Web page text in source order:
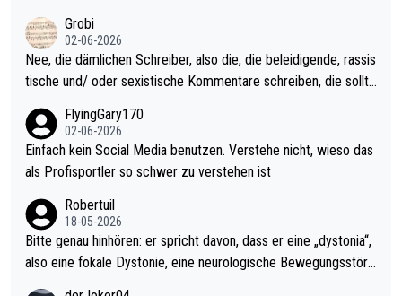
ohl wenig WDF Turniere spielen. Dies war bei Archie Self letzt
es Jahr der Fall. Er musste als amtierender Weltmeister durch
den Qualifier und ich glaube kaum, dass Mitchel sich das (in Ve
gas) antun würde, wenn er doch eigentlich die PDC-WM als Zi
el hat.
Grobi
02-06-2026
Nee, die dämlichen Schreiber, also die, die beleidigende, rassis
tische und/ oder sexistische Kommentare schreiben, die sollte
s Leben in den Griff kriegen. Nur eins wundert mich: Luke Little
r war doch neulich erst derjenige, der über Social Media GvV p
rovoziert hat. Und Littlers Mutter schießt öfters mal gegen Ric
FlyingGary170
02-06-2026
Einfach kein Social Media benutzen. Verstehe nicht, wieso das
als Profisportler so schwer zu verstehen ist
Robertuil
18-05-2026
Bitte genau hinhören: er spricht davon, dass er eine „dystonia“,
also eine fokale Dystonie, eine neurologische Bewegungsstöru